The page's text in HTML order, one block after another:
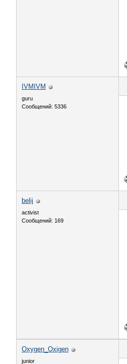
IVMIVM
guru
Сообщений: 5336
belij
activist
Сообщений: 169
Oxygen_Oxigen
junior